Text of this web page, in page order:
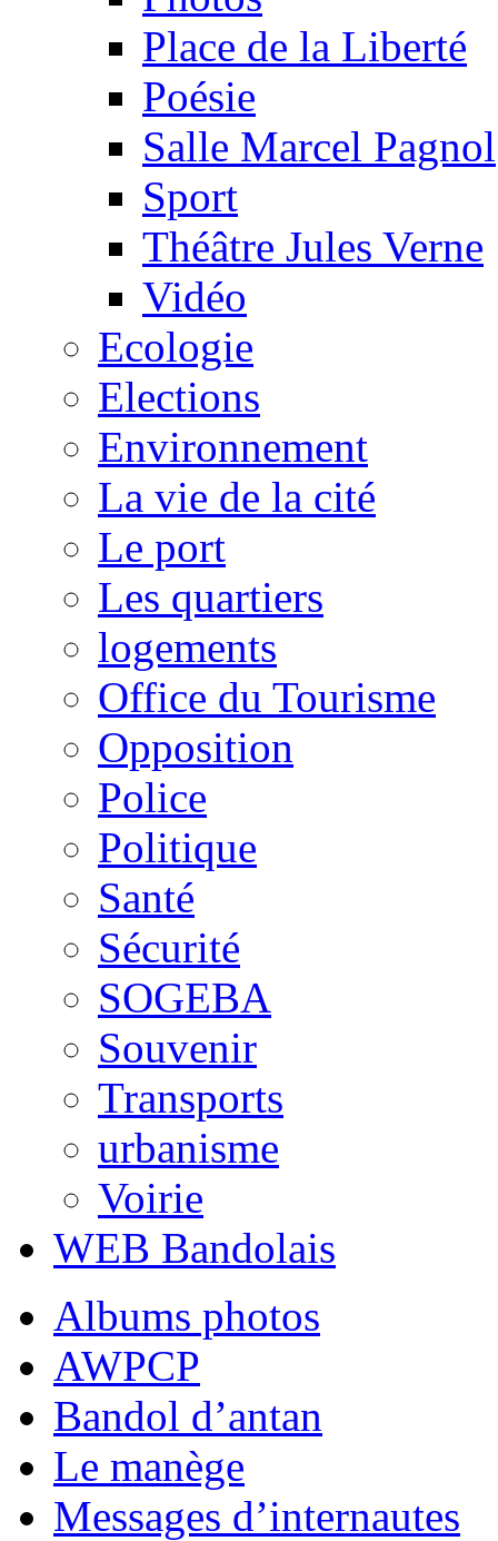
Place de la Liberté
Poésie
Salle Marcel Pagnol
Sport
Théâtre Jules Verne
Vidéo
Ecologie
Elections
Environnement
La vie de la cité
Le port
Les quartiers
logements
Office du Tourisme
Opposition
Police
Politique
Santé
Sécurité
SOGEBA
Souvenir
Transports
urbanisme
Voirie
WEB Bandolais
Albums photos
AWPCP
Bandol d’antan
Le manège
Messages d’internautes